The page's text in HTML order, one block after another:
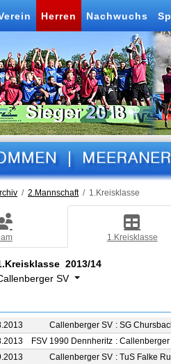
Herren Nachwuchs
2.Mannschaft 1.Kreisklasse
1.Kreisklasse
2013/14
SV
Callenberger SV : SG
FSV 1990 Dennheritz : Callenberger
Callenberger SV : TuS Falke